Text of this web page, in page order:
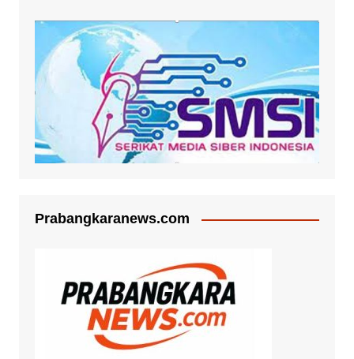
Prabangkaranews.com